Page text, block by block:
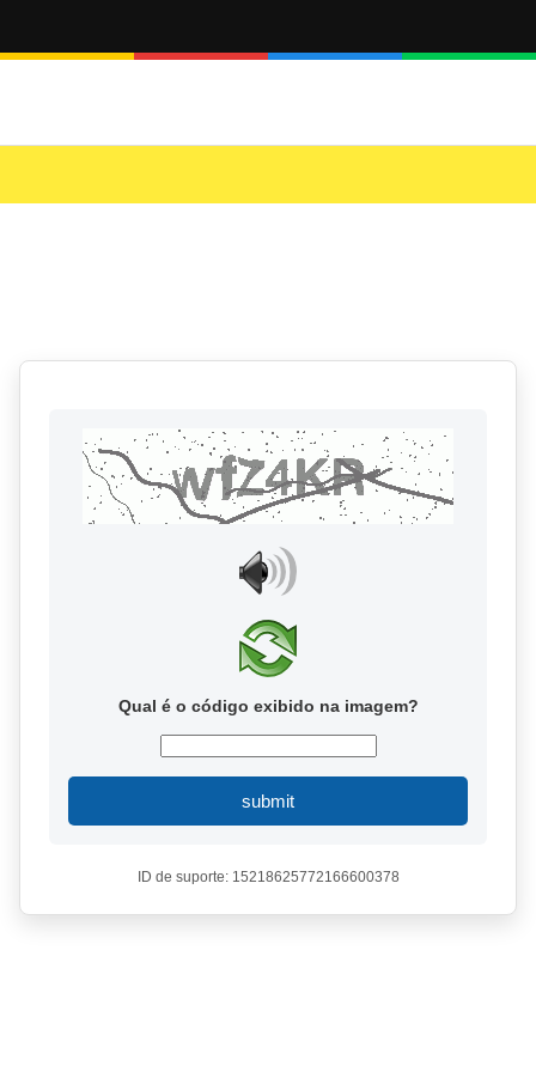
Qual é o código exibido na imagem?
submit
ID de suporte: 15218625772166600378